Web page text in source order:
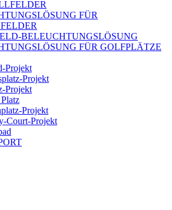
FÜR
BELEUCHTUNGSLÖSUNG
FÜR GOLFPLÄTZE
Projekt
Projekt
Projekt
Projekt
Court-Projekt